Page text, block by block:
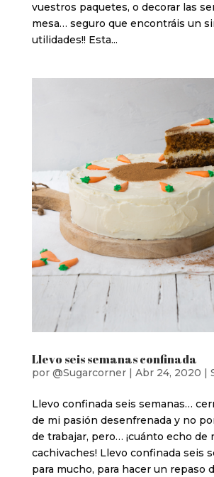
vuestros paquetes, o decorar las
mesa… seguro que encontráis un
utilidades!! Esta...
Llevo seis semanas confinada
por @Sugarcorner| Abr 24, 2020
Llevo confinada seis semanas…
de mi pasión desenfrenada y no
de trabajar, pero… ¡cuánto echo de
cachivaches! Llevo confinada seis
para mucho, para hacer un repaso